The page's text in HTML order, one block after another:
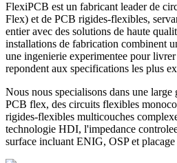
FlexiPCB est un fabricant leader de
Flex) et de PCB rigides-flexibles,
entier avec des solutions de haute
installations de fabrication combinent
une ingenierie experimentee pour
repondent aux specifications les plus
Nous nous specialisons dans une
PCB flex, des circuits flexibles
rigides-flexibles multicouches
technologie HDI, l'impedance
surface incluant ENIG, OSP et placage